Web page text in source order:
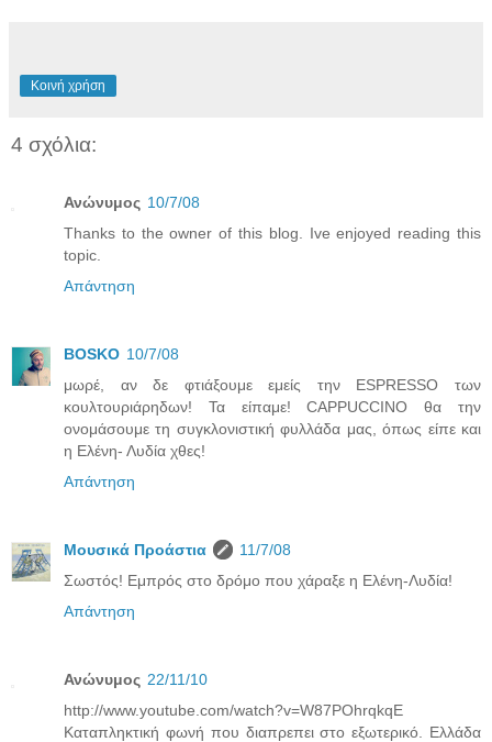
Κοινή χρήση
4 σχόλια:
Ανώνυμος 10/7/08
Thanks to the owner of this blog. Ive enjoyed reading this
topic.
Απάντηση
BOSKO 10/7/08
μωρέ, αν δε φτιάξουμε εμείς την ESPRESSO των
κουλτουριάρηδων! Τα είπαμε! CAPPUCCINO θα την
ονομάσουμε τη συγκλονιστική φυλλάδα μας, όπως είπε και
η Ελένη- Λυδία χθες!
Απάντηση
Μουσικά Προάστια
11/7/08
Σωστός! Εμπρός στο δρόμο που χάραξε η Ελένη-Λυδία!
Απάντηση
Ανώνυμος 22/11/10
http://www.youtube.com/watch?v=W87POhrqkqE
Καταπληκτική φωνή που διαπρεπει στο εξωτερικό. Ελλάδα